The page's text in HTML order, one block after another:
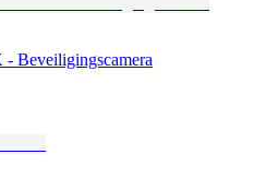
Beveiligingscamera